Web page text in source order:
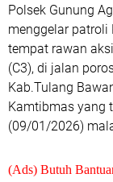
Polsek Gunung
menggelar patroli
tempat rawan
(C3), di jalan
Kab.Tulang
Kamtibmas yang
(09/01/2026)
(Ads) Butuh